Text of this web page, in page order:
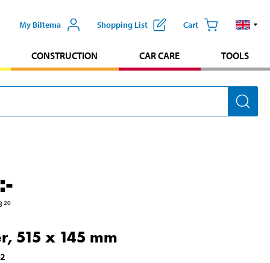
My Biltema Shopping List Cart
CONSTRUCTION CAR CARE TOOLS
:-
20
515 x 145 mm